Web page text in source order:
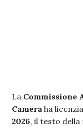
La Commissione
Camera ha
2026, il testo